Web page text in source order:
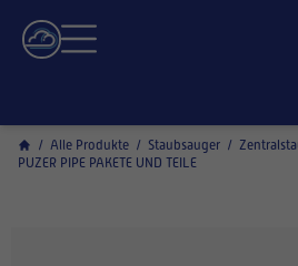
/ Alle Produkte / Staubsauger /
PUZER PIPE PAKETE UND TEILE